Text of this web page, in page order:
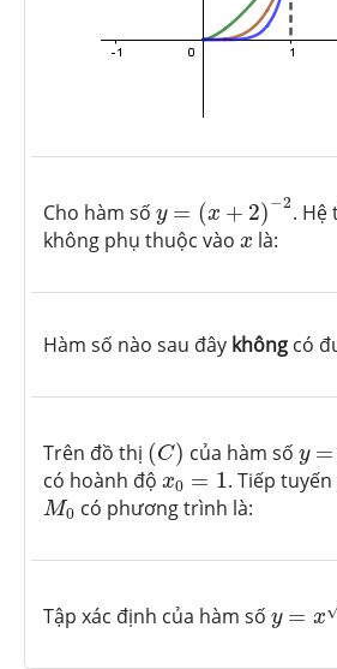
Cho hàm số y = (x + 2)−2
+ 2 .
không phụ thuộc vào x
x là:
Hàm số nào sau đây không có
Trên đồ thị (C)
(C) của hàm số y =
có hoành độ x0 = 1
x0 =1 . Tiếp tuyến
M0
M0 có phương trình là:
Tập xác định của hàm số y = x